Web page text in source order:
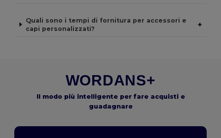
Quali sono i tempi di fornitura per accessori e
capi personalizzati?
+
WORDANS+
Il modo più intelligente per fare acquisti e
guadagnare